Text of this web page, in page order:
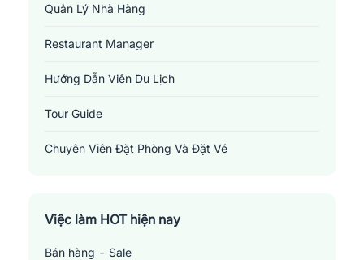
Quản Lý Nhà Hàng
Restaurant Manager
Hướng Dẫn Viên Du Lịch
Tour Guide
Chuyên Viên Đặt Phòng Và Đặt Vé
Việc làm HOT hiện nay
Bán hàng - Sale